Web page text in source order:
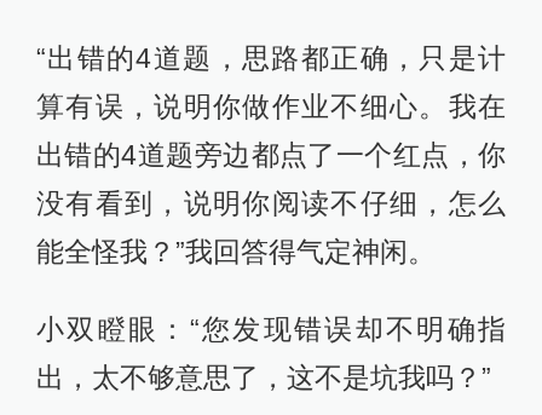
“出错的4道题，思路都正确，只是计
算有误，说明你做作业不细心。我在
出错的4道题旁边都点了一个红点，你
没有看到，说明你阅读不仔细，怎么
能全怪我？”我回答得气定神闲。
小双瞪眼：“您发现错误却不明确指
出，太不够意思了，这不是坑我吗？”